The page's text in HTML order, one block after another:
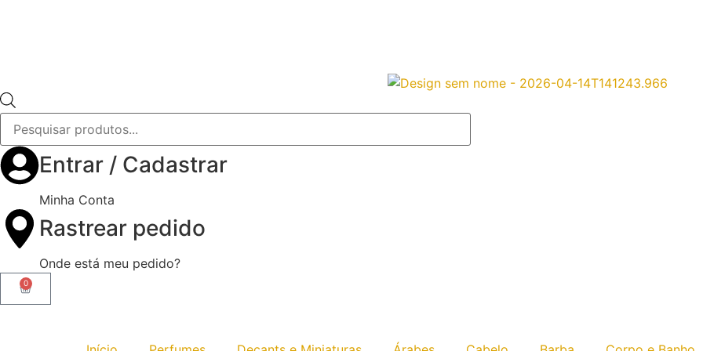
Entrar / Cadastrar
Minha Conta
Rastrear pedido
Onde está meu pedido?
0